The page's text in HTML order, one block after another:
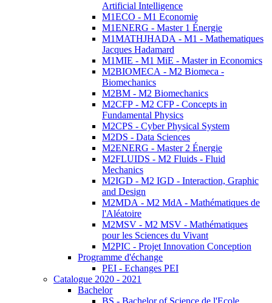
Artificial Intelligence
M1ECO - M1 Economie
M1ENERG - Master 1 Énergie
M1MATHJHADA - M1 - Mathematiques
Jacques Hadamard
M1MIE - M1 MiE - Master in Economics
M2BIOMECA - M2 Biomeca -
Biomechanics
M2BM - M2 Biomechanics
M2CFP - M2 CFP - Concepts in
Fundamental Physics
M2CPS - Cyber Physical System
M2DS - Data Sciences
M2ENERG - Master 2 Énergie
M2FLUIDS - M2 Fluids - Fluid
Mechanics
M2IGD - M2 IGD - Interaction, Graphic
and Design
M2MDA - M2 MdA - Mathématiques de
l'Aléatoire
M2MSV - M2 MSV - Mathématiques
pour les Sciences du Vivant
M2PIC - Projet Innovation Conception
Programme d'échange
PEI - Echanges PEI
Catalogue 2020 - 2021
Bachelor
BS - Bachelor of Science de l'Ecole